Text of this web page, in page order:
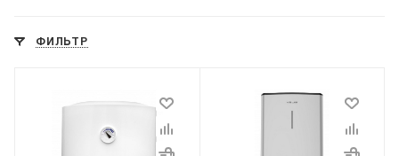
ФИЛЬТР